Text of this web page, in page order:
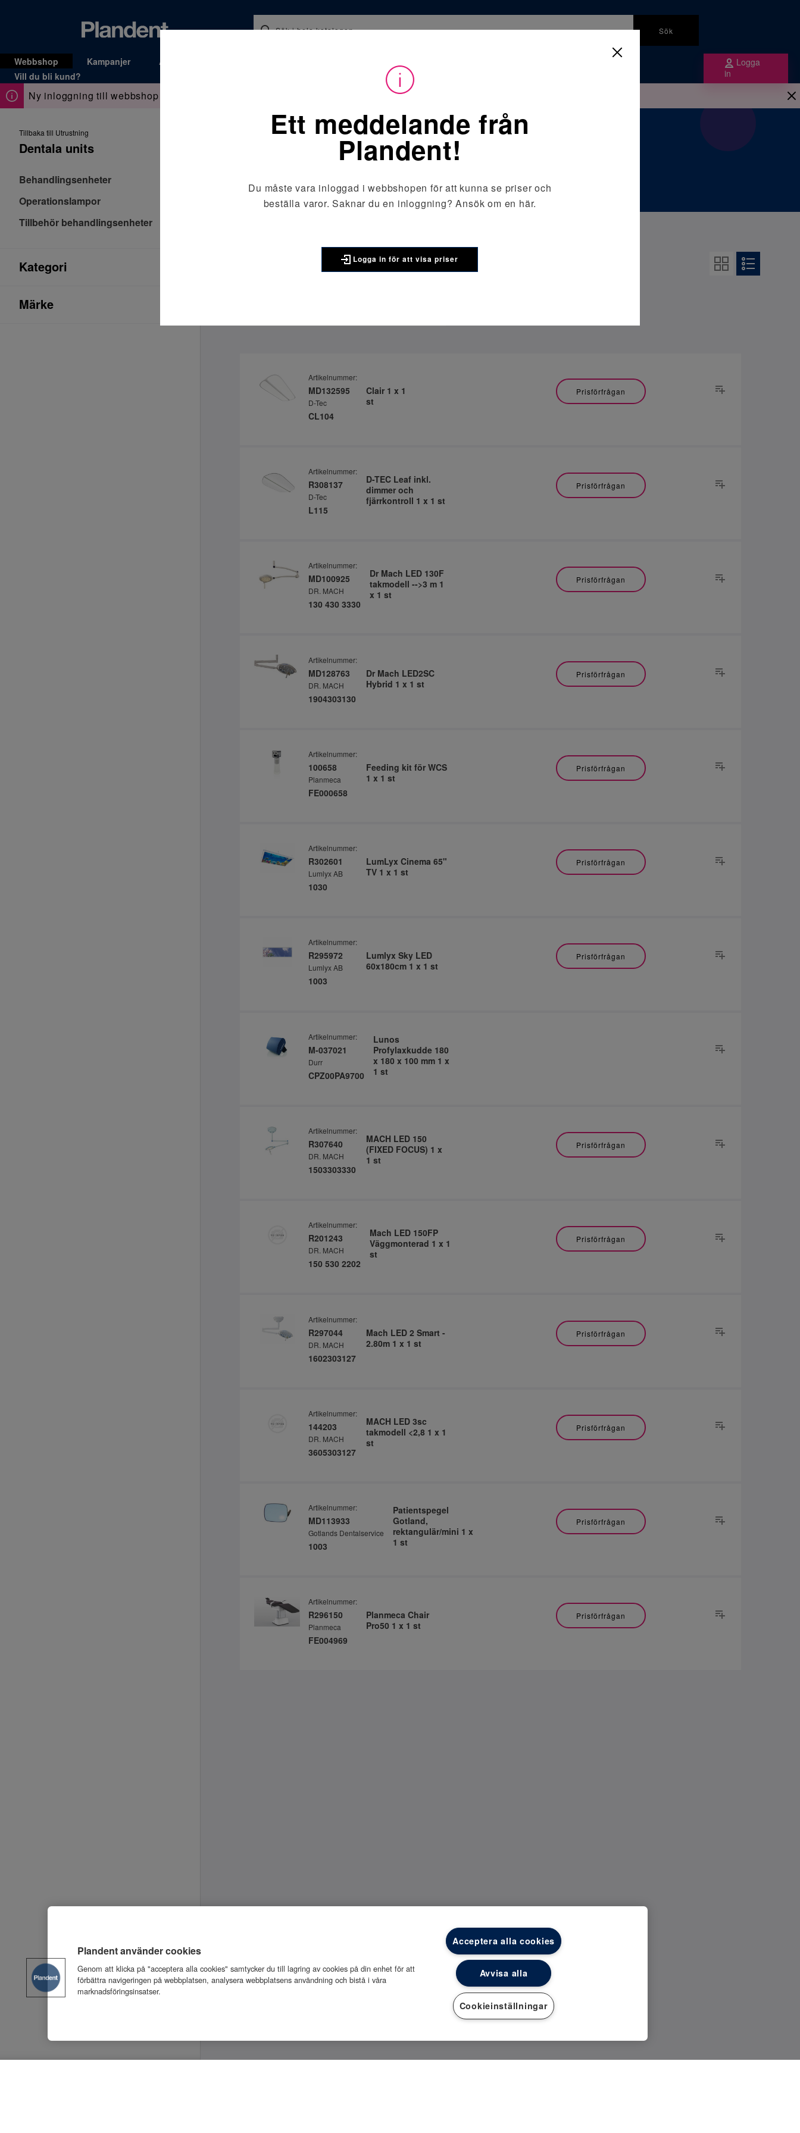
Sök
Webbshop Kampanjer Allt för kliniken
Vill du bli kund?
Logga
in
Ny inloggning till webbshop sen den 14 april, läs mer om hur det påverkar dig här.
Utrustning / Dentala units
Dentala units
Tillbaka till Utrustning
Dentala units
Behandlingsenheter
Operationslampor
Tillbehör behandlingsenheter
Kategori
Märke
Artikelnummer:
MD132595
D-Tec
CL104
Clair 1 x 1
st
Prisförfrågan
Artikelnummer:
R308137
D-Tec
L115
D-TEC Leaf inkl.
dimmer och
fjärrkontroll 1 x 1 st
Prisförfrågan
Artikelnummer:
MD100925
DR. MACH
130 430 3330
Dr Mach LED 130F
takmodell -->3 m 1
x 1 st
Prisförfrågan
Artikelnummer:
MD128763
DR. MACH
1904303130
Dr Mach LED2SC
Hybrid 1 x 1 st
Prisförfrågan
Artikelnummer:
100658
Planmeca
FE000658
Feeding kit för WCS
1 x 1 st
Prisförfrågan
Artikelnummer:
R302601
Lumlyx AB
1030
LumLyx Cinema 65"
TV 1 x 1 st
Prisförfrågan
Artikelnummer:
R295972
Lumlyx AB
1003
Lumlyx Sky LED
60x180cm 1 x 1 st
Prisförfrågan
Artikelnummer:
M-037021
Durr
CPZ00PA9700
Lunos
Profylaxkudde 180
x 180 x 100 mm 1 x
1 st
Artikelnummer:
R307640
DR. MACH
1503303330
MACH LED 150
(FIXED FOCUS) 1 x
1 st
Prisförfrågan
Artikelnummer:
R201243
DR. MACH
150 530 2202
Mach LED 150FP
Väggmonterad 1 x 1
st
Prisförfrågan
Artikelnummer:
R297044
DR. MACH
1602303127
Mach LED 2 Smart -
2.80m 1 x 1 st
Prisförfrågan
Artikelnummer:
144203
DR. MACH
3605303127
MACH LED 3sc
takmodell <2,8 1 x 1
st
Prisförfrågan
Artikelnummer:
MD113933
Gotlands Dentalservice
1003
Patientspegel
Gotland,
rektangulär/mini 1 x
1 st
Prisförfrågan
Artikelnummer:
R296150
Planmeca
FE004969
Planmeca Chair
Pro50 1 x 1 st
Prisförfrågan
Ett meddelande från
Plandent!
Du måste vara inloggad i webbshopen för att kunna se priser och
beställa varor. Saknar du en inloggning?Ansök om en här.
Logga in för att visa priser
Plandent använder cookies
Genom att klicka på "acceptera alla cookies" samtycker du till lagring av cookies på din enhet för att
förbättra navigeringen på webbplatsen, analysera webbplatsens användning och bistå i våra
marknadsföringsinsatser.
Acceptera alla cookies
Avvisa alla
Cookieinställningar